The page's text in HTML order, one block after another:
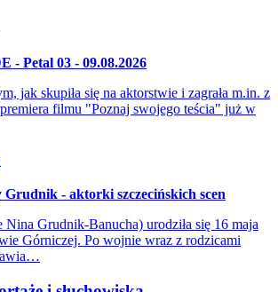
- Petal 03 - 09.08.2026
jak skupiła się na aktorstwie i zagrała m.in. z
filmu "Poznaj swojego teścia" już w
- aktorki szczecińskich scen
Grudnik-Banucha) urodziła się 16 maja
Górniczej. Po wojnie wraz z rodzicami